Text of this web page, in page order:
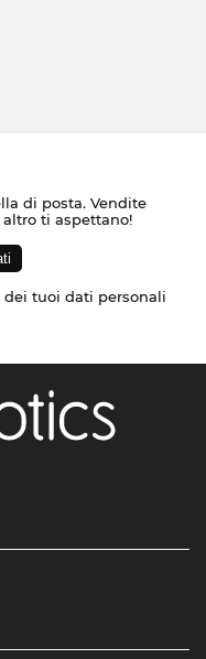
di posta. Vendite
ti aspettano!
tuoi dati personali